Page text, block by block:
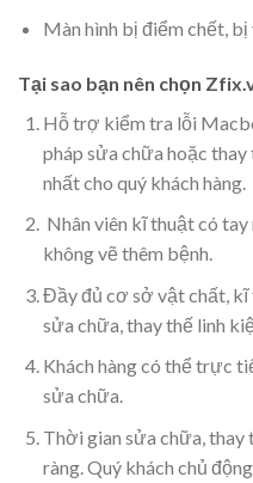
Màn hình bị điểm chết, bị
Tại sao bạn nên chọn
Hỗ trợ kiểm tra lỗi
pháp sửa chữa hoặc
nhất cho quý khách hàng.
Nhân viên kĩ thuật có tay
không vẽ thêm bệnh.
Đầy đủ cơ sở vật chất, kĩ
sửa chữa, thay thế linh
Khách hàng có thể trực
sửa chữa.
Thời gian sửa chữa, thay
ràng. Quý khách chủ